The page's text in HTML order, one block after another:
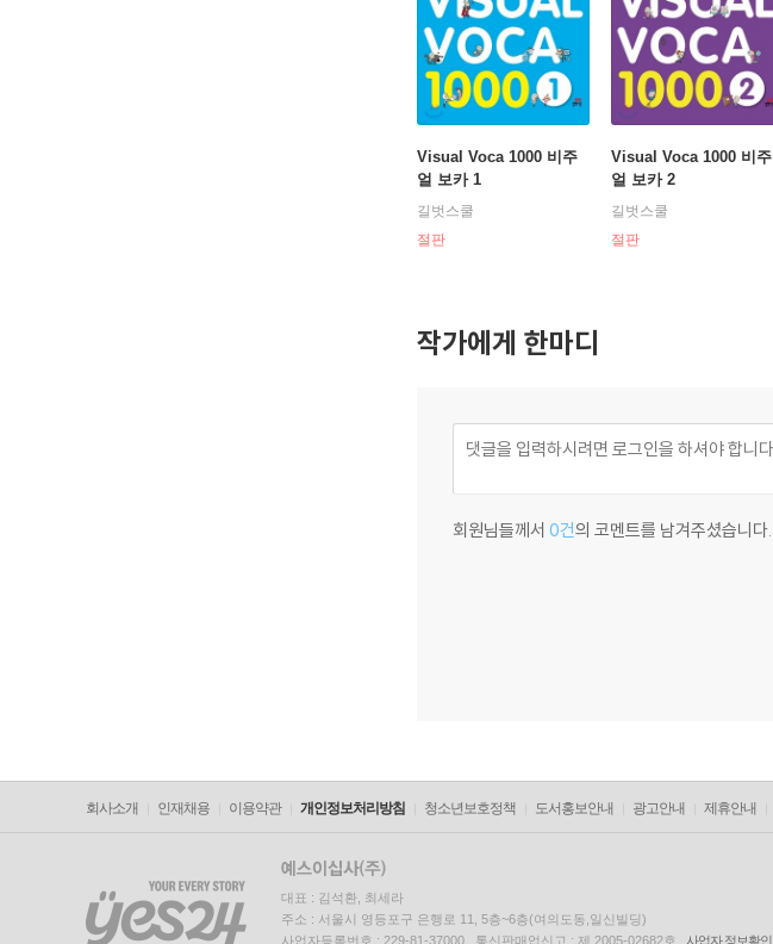
Visual Voca 1000 비주
얼 보카 1
길벗스쿨
절판
Visual Voca 1000 비주
얼 보카 2
길벗스쿨
절판
작가에게 한마디
회원님들께서 0건의 코멘트를 남겨주셨습니다.
회사소개 인재채용 이용약관 개인정보처리방침 청소년보호정책 도서홍보안내 광고안내 제휴안내
대표 : 김석환, 최세라
주소 : 서울시 영등포구 은행로 11, 5층~6층(여의도동,일신빌딩)
사업자등록번호 : 229-81-37000 통신판매업신고 : 제 2005-02682호
사업자 정보확인